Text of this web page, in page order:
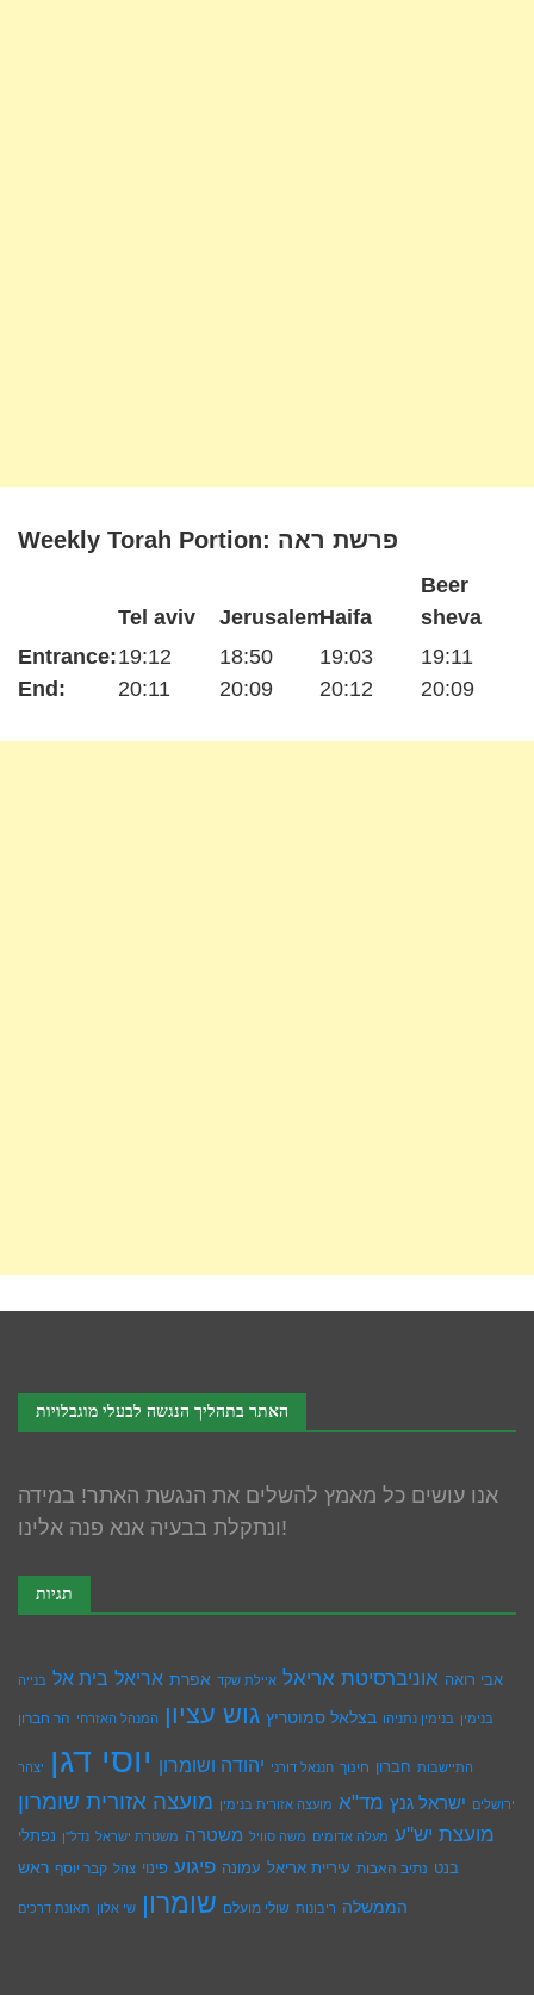
Weekly Torah Portion: פרשת ראה
Entrance:
End:
Tel aviv
19:12
20:11
Jerusalem
18:50
20:09
Haifa
19:03
20:12
Beer
sheva
19:11
20:09
האתר בתהליך הנגשה לבעלי מוגבלויות
אנו עושים כל מאמץ להשלים את הנגשת האתר! במידה
ונתקלת בבעיה אנא פנה אלינו!
תגיות
אבי רואה אוניברסיטת אריאל איילת שקד אפרת אריאל בית אל בנייה
בנימין בנימין נתניהו בצלאל סמוטריץ גוש עציון המנהל האזרחי הר חברון
התיישבות חברון חינוך חננאל דורני יהודה ושומרון יוסי דגן יצהר
ירושלים ישראל גנץ מד"א מועצה אזורית בנימין מועצה אזורית שומרון
מועצת יש''ע מעלה אדומים משה סוויל משטרה משטרת ישראל נדל''ן נפתלי
בנט נתיב האבות עיריית אריאל עמונה פיגוע פינוי צהל קבר יוסף ראש
הממשלה ריבונות שולי מועלם שומרון שי אלון תאונת דרכים